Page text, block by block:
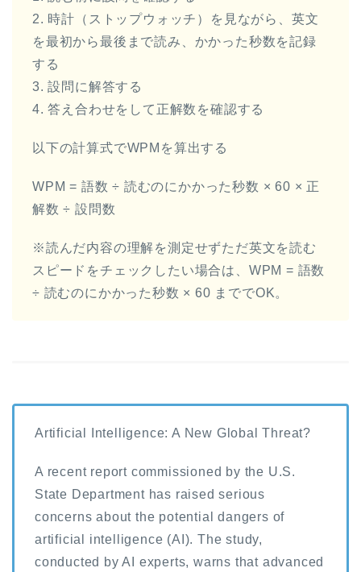
2. 時計（ストップウォッチ）を見ながら、英文
を最初から最後まで読み、かかった秒数を記録
する
3. 設問に解答する
4. 答え合わせをして正解数を確認する
以下の計算式でWPMを算出する
WPM = 語数 ÷ 読むのにかかった秒数 × 60 × 正
解数 ÷ 設問数
※読んだ内容の理解を測定せずただ英文を読む
スピードをチェックしたい場合は、WPM = 語数
÷ 読むのにかかった秒数 × 60 まででOK。
Artificial Intelligence: A New Global Threat?
A recent report commissioned by the U.S.
State Department has raised serious
concerns about the potential dangers of
artificial intelligence (AI). The study,
conducted by AI experts, warns that advanced